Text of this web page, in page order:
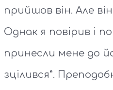
прийшов він. Але
Однак я повірив і
принесли мене до
зцілився”.